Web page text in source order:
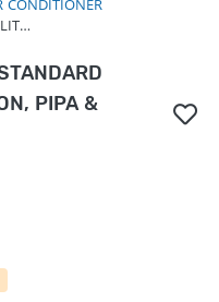
CONDITIONER
PIPA &